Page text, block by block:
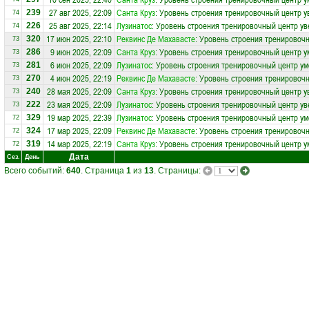
74 239 27 авг 2025, 22:09 Санта Круз: Уровень строения тренировочный центр
74 226 25 авг 2025, 22:14 Лузинатос: Уровень строения тренировочный центр
73 320 17 июн 2025, 22:10 Реквинс Де Махавасте: Уровень строения
73 286 9 июн 2025, 22:09 Санта Круз: Уровень строения тренировочный центр
73 281 6 июн 2025, 22:09 Лузинатос: Уровень строения тренировочный центр
73 270 4 июн 2025, 22:19 Реквинс Де Махавасте: Уровень строения
73 240 28 мая 2025, 22:09 Санта Круз: Уровень строения тренировочный центр
73 222 23 мая 2025, 22:09 Лузинатос: Уровень строения тренировочный центр
72 329 19 мар 2025, 22:39 Лузинатос: Уровень строения тренировочный центр
72 324 17 мар 2025, 22:09 Реквинс Де Махавасте: Уровень строения
72 319 14 мар 2025, 22:19 Санта Круз: Уровень строения тренировочный центр
Сез. День
Дата
Всего событий: 640. Страница 1 из 13. Страницы: